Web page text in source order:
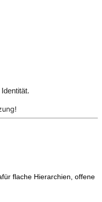
flache Hierarchien, offene